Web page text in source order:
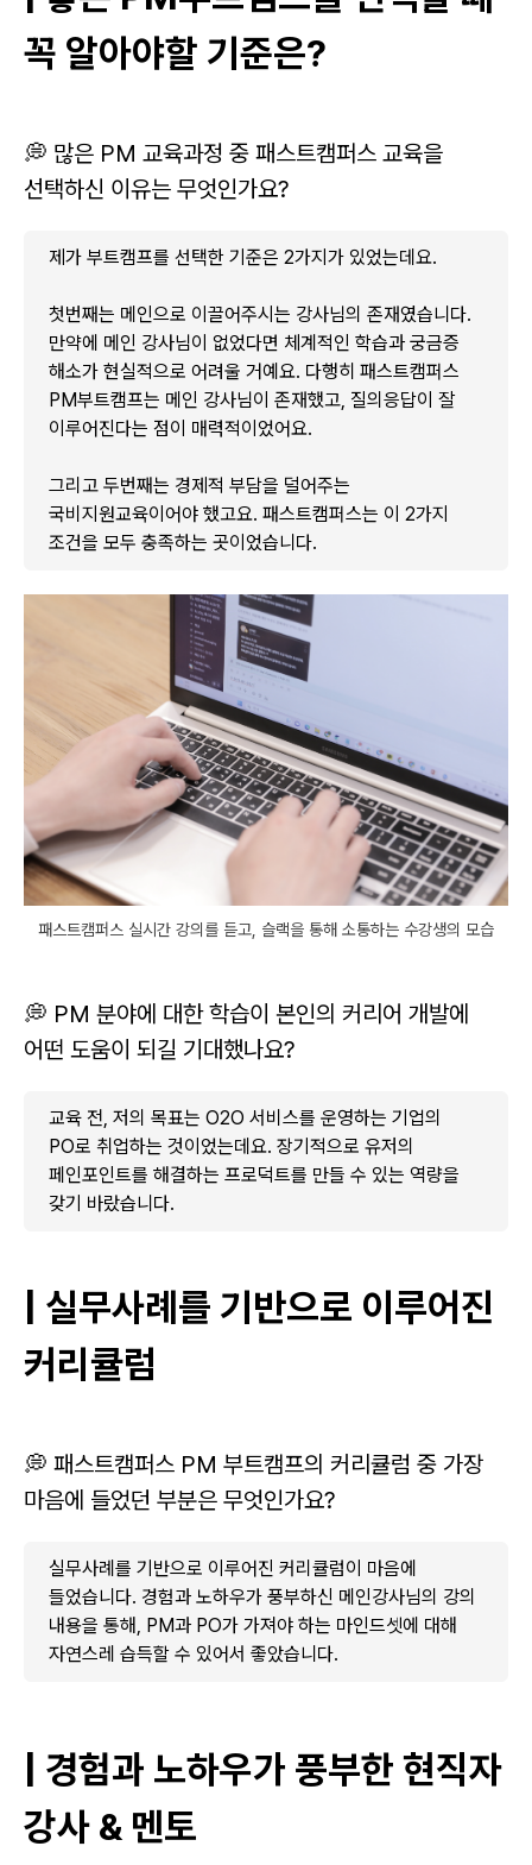
꼭 알아야할 기준은?
💭 많은 PM 교육과정 중 패스트캠퍼스 교육을
선택하신 이유는 무엇인가요?
제가 부트캠프를 선택한 기준은 2가지가 있었는데요.
첫번째는 메인으로 이끌어주시는 강사님의 존재였습니다.
만약에 메인 강사님이 없었다면 체계적인 학습과 궁금증
해소가 현실적으로 어려울 거예요. 다행히 패스트캠퍼스
PM부트캠프는 메인 강사님이 존재했고, 질의응답이 잘
이루어진다는 점이 매력적이었어요.
그리고 두번째는 경제적 부담을 덜어주는
국비지원교육이어야 했고요. 패스트캠퍼스는 이 2가지
조건을 모두 충족하는 곳이었습니다.
패스트캠퍼스 실시간 강의를 듣고, 슬랙을 통해 소통하는 수강생의 모습
💭 PM 분야에 대한 학습이 본인의 커리어 개발에
어떤 도움이 되길 기대했나요?
교육 전, 저의 목표는 O2O 서비스를 운영하는 기업의
PO로 취업하는 것이었는데요. 장기적으로 유저의
페인포인트를 해결하는 프로덕트를 만들 수 있는 역량을
갖기 바랐습니다.
| 실무사례를 기반으로 이루어진
커리큘럼
💭 패스트캠퍼스 PM 부트캠프의 커리큘럼 중 가장
마음에 들었던 부분은 무엇인가요?
실무사례를 기반으로 이루어진 커리큘럼이 마음에
들었습니다. 경험과 노하우가 풍부하신 메인강사님의 강의
내용을 통해, PM과 PO가 가져야 하는 마인드셋에 대해
자연스레 습득할 수 있어서 좋았습니다.
| 경험과 노하우가 풍부한 현직자
강사 & 멘토